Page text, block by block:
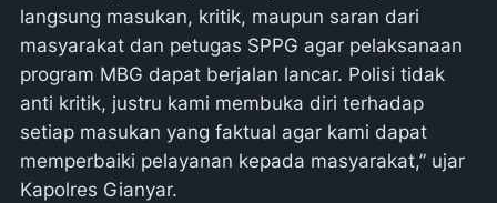
langsung masukan, kritik, maupun saran dari
masyarakat dan petugas SPPG agar pelaksanaan
program MBG dapat berjalan lancar. Polisi tidak
anti kritik, justru kami membuka diri terhadap
setiap masukan yang faktual agar kami dapat
memperbaiki pelayanan kepada masyarakat,” ujar
Kapolres Gianyar.